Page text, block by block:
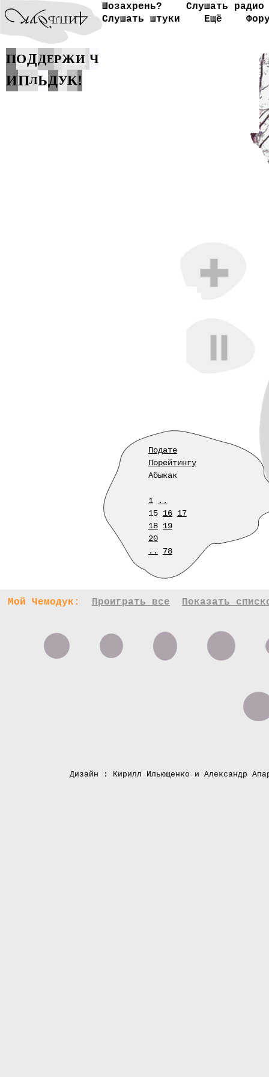
Шозахрень?
Слушать радио
Слушать штуки
Ещё
ПОДДЕРЖИ Ч
ИПЛЬДУК!
Подате
Порейтингу
Абыкак
1
..
15 16 17
18 19
20
..
78
Мой Чемодук: Проиграть все Показать
Дизайн : Кирилл Ильющенко и Александр